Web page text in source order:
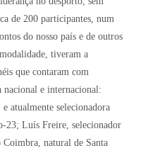
de 200 participantes, num
do nosso país e de outros
tiveram a
que contaram com
nacional e internacional:
atualmente selecionadora
23; Luís Freire, selecionador
natural de Santa